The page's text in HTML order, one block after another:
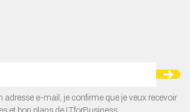
e-mail, je confirme que je veux recevoir